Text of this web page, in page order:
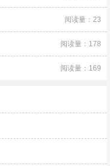
阅读量：23
阅读量：178
阅读量：169